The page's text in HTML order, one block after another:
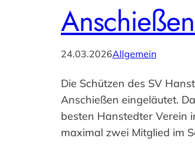
24.03.2026Allgemein
Die Schützen des SV
Anschießen eingeläutet.
besten Hanstedter Verein
maximal zwei Mitglied im